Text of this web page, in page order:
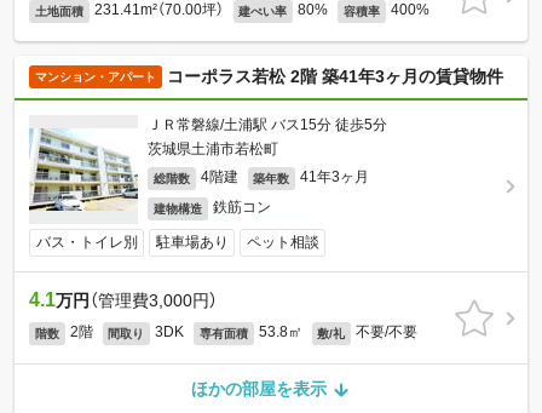
土地面積 231.41m²（70.00坪） 建ぺい率 80% 容積率 400%
マンション・アパート コーポラス若松 2階 築41年3ヶ月の賃貸物件
ＪＲ常磐線/土浦駅 バス15分 徒歩5分
茨城県土浦市若松町
総階数 4階建 築年数 41年3ヶ月
建物構造 鉄筋コン
バス・トイレ別 駐車場あり ペット相談
4.1万円 （管理費3,000円）
階数 2階 間取り 3DK 専有面積 53.8㎡ 敷/礼 不要/不要
ほかの部屋を表示